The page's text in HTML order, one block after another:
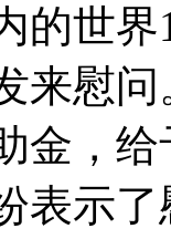
将其击毙
的世
来慰
金，
表示